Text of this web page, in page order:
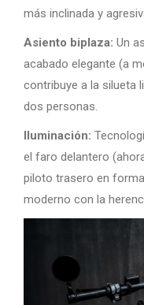
más inclinada y
Asiento biplaza: Un
acabado elegante (a
contribuye a la silueta
dos personas.
Iluminación:
el faro delantero
piloto trasero en
moderno con la